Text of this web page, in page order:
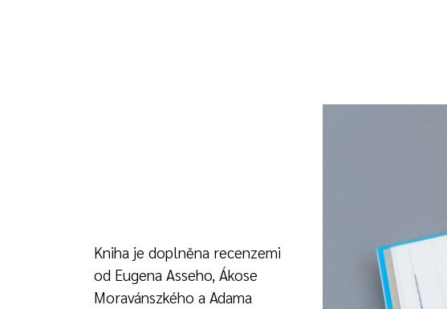
Kniha je doplněna recenzemi
od Eugena Asseho, Ákose
Moravánszkého a Adama